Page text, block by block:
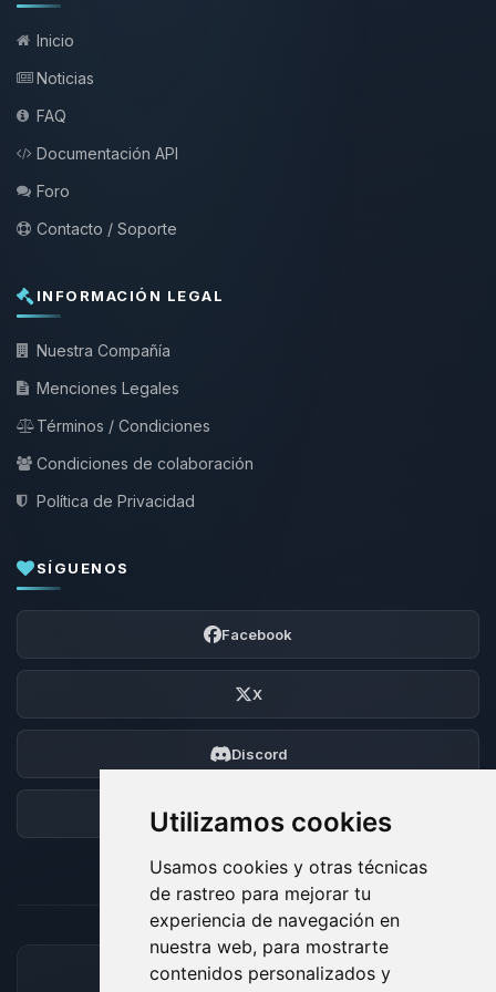
Utilizamos cookies
Usamos cookies y otras técnicas
de rastreo para mejorar tu
experiencia de navegación en
nuestra web, para mostrarte
contenidos personalizados y
Inicio
Noticias
FAQ
Documentación API
Foro
Contacto / Soporte
INFORMACIÓN LEGAL
Nuestra Compañía
Menciones Legales
Términos / Condiciones
Condiciones de colaboración
Política de Privacidad
SÍGUENOS
Facebook
X
Discord
Foro
MÉTODOS DE PAGO ACEPTADOS